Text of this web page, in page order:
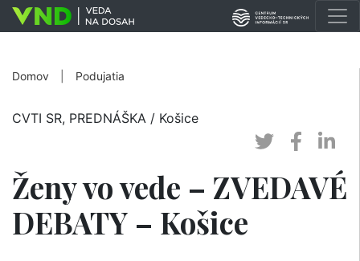
Domov Podujatia
CVTI SR, PREDNÁŠKA / Košice
Ženy vo vede – ZVEDAVÉ
DEBATY – Košice